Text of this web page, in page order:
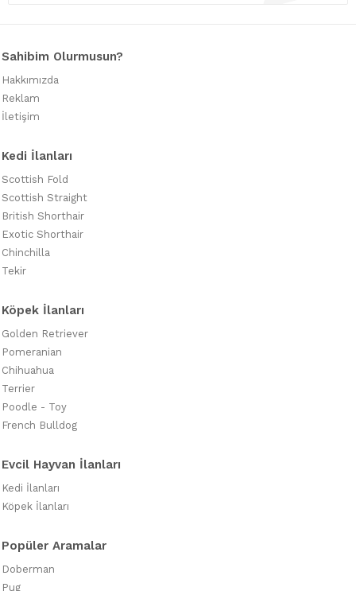
Sahibim Olurmusun?
Hakkımızda
Reklam
İletişim
Kedi İlanları
Scottish Fold
Scottish Straight
British Shorthair
Exotic Shorthair
Chinchilla
Tekir
Köpek İlanları
Golden Retriever
Pomeranian
Chihuahua
Terrier
Poodle - Toy
French Bulldog
Evcil Hayvan İlanları
Kedi İlanları
Köpek İlanları
Popüler Aramalar
Doberman
Pug